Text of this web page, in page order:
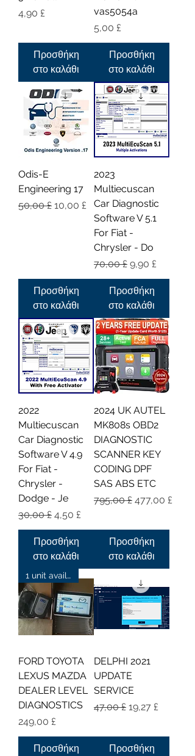
Τιμή
4,90 £
Προσθήκη
στο καλάθι
vas5054a
Τιμή
5,00 £
Προσθήκη
στο καλάθι
Odis-E
Engineering 17
Κανονική τιμή
50,00 £ Τιμή Έκπτωσης
10,00 £
Προσθήκη
στο καλάθι
2023
Multiecuscan
Car Diagnostic
Software V 5.1
For Fiat -
Chrysler - Do
Κανονική τιμή
70,00 £ Τιμή Έκπτωσης
9,90 £
Προσθήκη
στο καλάθι
2022
Multiecuscan
Car Diagnostic
Software V 4.9
For Fiat -
Chrysler -
Dodge - Je
Κανονική τιμή
30,00 £ Τιμή Έκπτωσης
4,50 £
Προσθήκη
στο καλάθι
2024 UK AUTEL
MK808s OBD2
DIAGNOSTIC
SCANNER KEY
CODING DPF
SAS ABS ETC
Κανονική τιμή
795,00 £ Τιμή
477,00 £
Προσθήκη
στο καλάθι
1 unit available
FORD TOYOTA
LEXUS MAZDA
DEALER LEVEL
DIAGNOSTICS
Τιμή
249,00 £
Προσθήκη
DELPHI 2021
UPDATE
SERVICE
Κανονική τιμή
47,00 £ Τιμή Έκπτωσης
19,27 £
Προσθήκη